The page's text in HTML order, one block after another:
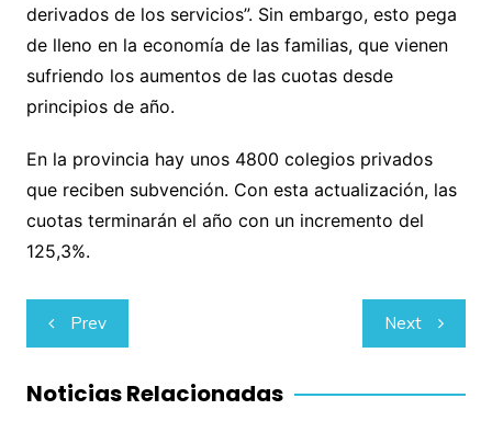
derivados de los servicios”. Sin embargo, esto pega
de lleno en la economía de las familias, que vienen
sufriendo los aumentos de las cuotas desde
principios de año.
En la provincia hay unos 4800 colegios privados
que reciben subvención. Con esta actualización, las
cuotas terminarán el año con un incremento del
125,3%.
Navegación
de
entradas
Prev Next
Noticias Relacionadas